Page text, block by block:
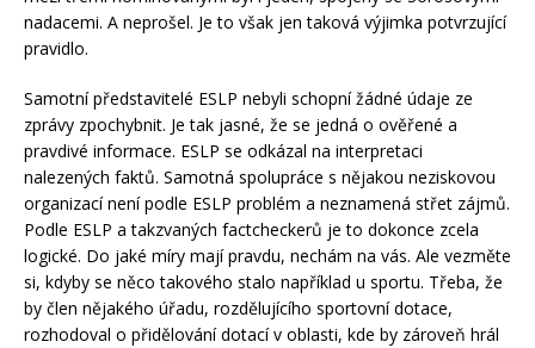
nadacemi. A neprošel. Je to však jen taková výjimka potvrzující
pravidlo.
Samotní představitelé ESLP nebyli schopní žádné údaje ze
zprávy zpochybnit. Je tak jasné, že se jedná o ověřené a
pravdivé informace. ESLP se odkázal na interpretaci
nalezených faktů. Samotná spolupráce s nějakou neziskovou
organizací není podle ESLP problém a neznamená střet zájmů.
Podle ESLP a takzvaných factcheckerů je to dokonce zcela
logické. Do jaké míry mají pravdu, nechám na vás. Ale vezměte
si, kdyby se něco takového stalo například u sportu. Třeba, že
by člen nějakého úřadu, rozdělujícího sportovní dotace,
rozhodoval o přidělování dotací v oblasti, kde by zároveň hrál